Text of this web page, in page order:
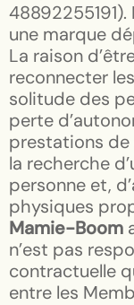
une marque
La raison
reconnecter
solitude des
perte
prestations
la recherche
personne et,
physiques
Mamie-Boom
n’est pas
contractuelle
entre les